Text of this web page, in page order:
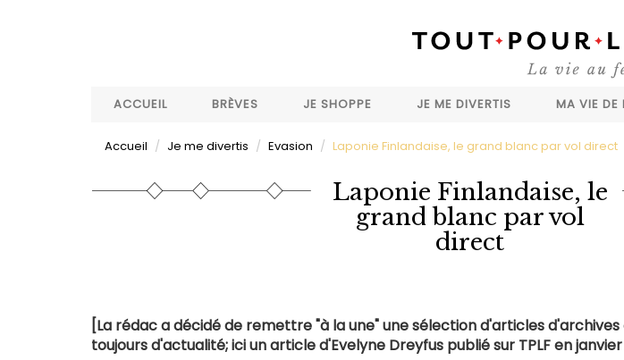
ACCUEIL
BRÈVES JE SHOPPE JE ME DIVERTIS MA VIE DE
Accueil Je me divertis Evasion Laponie Finlandaise, le grand blanc par vol direct
Laponie Finlandaise, le
grand blanc par vol
direct
[La rédac a décidé de remettre "à la une" une sélection d'articles
toujours d'actualité; ici un article d'Evelyne Dreyfus publié sur TPLF en janvier